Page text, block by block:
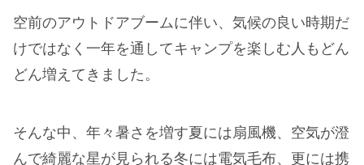
空前のアウトドアブームに伴い、気候の良い時期だ
けではなく一年を通してキャンプを楽しむ人もどん
どん増えてきました。
そんな中、年々暑さを増す夏には扇風機、空気が澄
んで綺麗な星が見られる冬には電気毛布、更には携